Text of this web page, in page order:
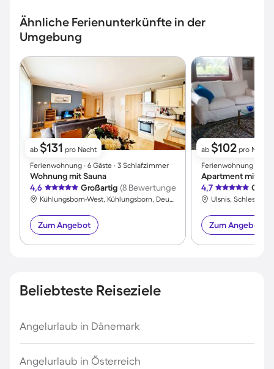
Ähnliche Ferienunterkünfte in der
Umgebung
ab $131 pro Nacht
Ferienwohnung ∙ 6 Gäste ∙ 3 Schlafzimmer
Wohnung mit Sauna
4,6
Großartig (8 Bewertungen)
Kühlungsborn-West, Kühlungsborn, Deutschland
Zum Angebot
ab $102 pro Nacht
Ferienwohnung ∙ 5
4,7
Ulsnis, Schleswig-
Zum Angebot
Beliebteste Reiseziele
Angelurlaub in Dänemark
Angelurlaub in Österreich